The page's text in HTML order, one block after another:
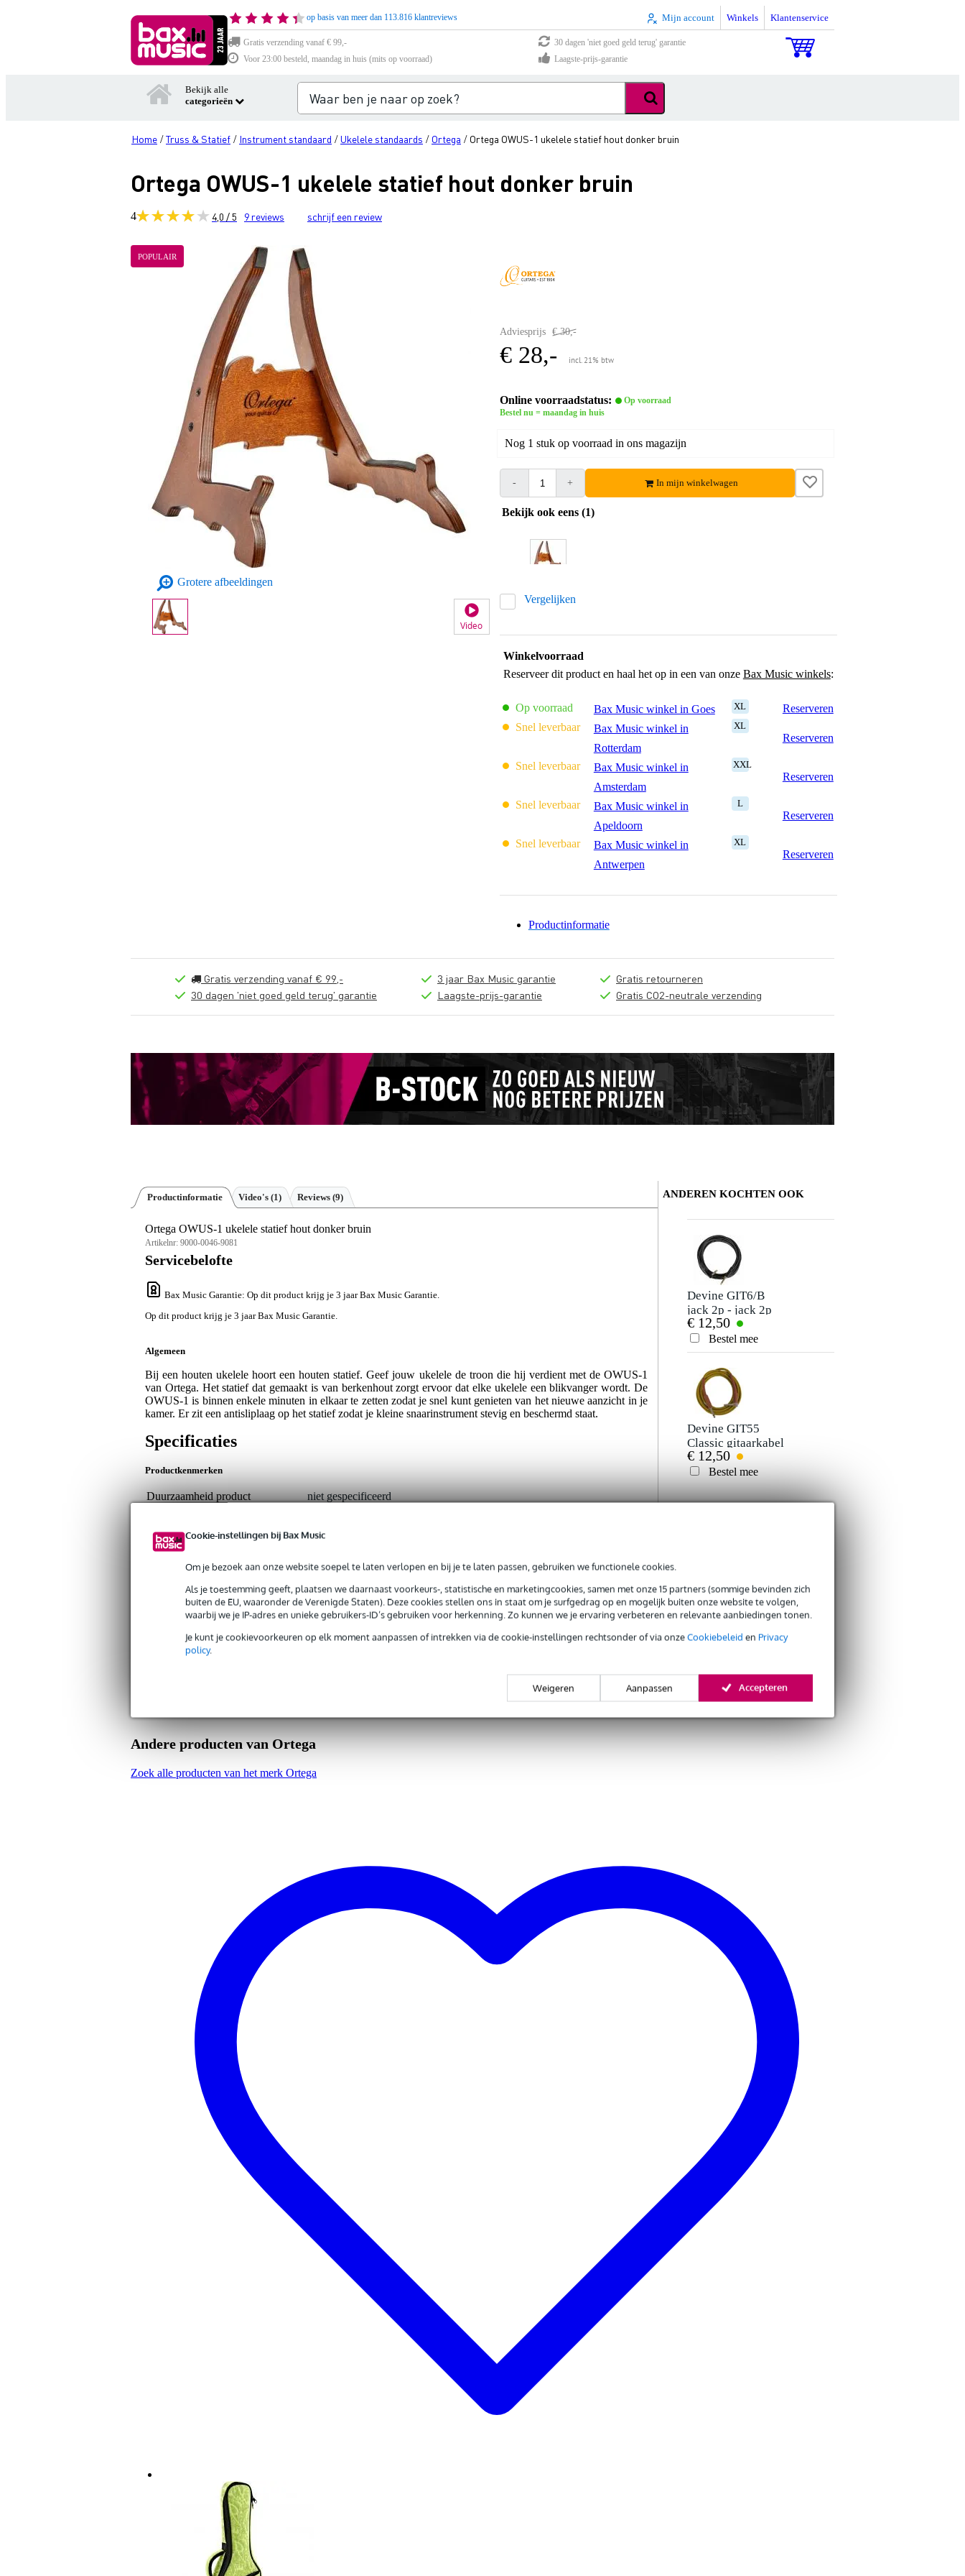
Cookie-instellingen bij Bax Music
Om je bezoek aan onze website soepel te laten verlopen en bij je te laten passen, gebruiken we functionele cookies.
Als je toestemming geeft, plaatsen we daarnaast voorkeurs-, statistische en marketingcookies, samen met onze 15 partners (sommige bevinden zich
buiten de EU, waaronder de Verenigde Staten). Deze cookies stellen ons in staat om je surfgedrag op en mogelijk buiten onze website te volgen,
waarbij we je IP-adres en unieke gebruikers-ID’s gebruiken voor herkenning. Zo kunnen we je ervaring verbeteren en relevante aanbiedingen tonen.
Je kunt je cookievoorkeuren op elk moment aanpassen of intrekken via de cookie-instellingen rechtsonder of via onzeCookiebeleid en Privacy
policy.
Weigeren Aanpassen Accepteren
op basis van meer dan 113.816 klantreviews Mijn account Winkels Klantenservice
Gratis verzending vanaf € 99,-
30 dagen 'niet goed geld terug' garantie
Voor 23:00 besteld, maandag in huis (mits op voorraad)
Laagste-prijs-garantie
Bekijk alle
categorieën
Home /Truss & Statief / Instrument standaard /Ukelele standaards / Ortega / Ortega OWUS-1 ukelele statief hout donker bruin
Ortega OWUS-1 ukelele statief hout donker bruin
4 4,0 / 5 9reviews schrijf een review
POPULAIR
Grotere afbeeldingen
Video
Adviesprijs € 30,-
€ 28,- incl. 21% btw
Online voorraadstatus:
Op voorraad
Bestel nu = maandag in huis
Nog 1 stuk op voorraad in ons magazijn
- + In mijn winkelwagen
Bekijk ook eens (1)
Vergelijken
Winkelvoorraad
Reserveer dit product en haal het op in een van onze Bax Music winkels:
Op voorraad Bax Music winkel in Goes XL
Reserveren
Snel leverbaar
Bax Music winkel in
Rotterdam
XL
Reserveren
Snel leverbaar
Bax Music winkel in
Amsterdam
XXL
Reserveren
Snel leverbaar
Bax Music winkel in
Apeldoorn
L
Reserveren
Snel leverbaar
Bax Music winkel in
Antwerpen
XL
Reserveren
Productinformatie
Gratis verzending vanaf € 99,-
30 dagen 'niet goed geld terug' garantie
3 jaar Bax Music garantie
Laagste-prijs-garantie
Gratis retourneren
Gratis CO2-neutrale verzending
Productinformatie Video's (1) Reviews (9)
Ortega OWUS-1 ukelele statief hout donker bruin
Artikelnr: 9000-0046-9081
Servicebelofte
Bax Music Garantie: Op dit product krijg je 3 jaar Bax Music Garantie.
Op dit product krijg je 3 jaar Bax Music Garantie.
Algemeen
Bij een houten ukelele hoort een houten statief. Geef jouw ukelele de troon die hij verdient met de OWUS-1
van Ortega. Het statief dat gemaakt is van berkenhout zorgt ervoor dat elke ukelele een blikvanger wordt. De
OWUS-1 is binnen enkele minuten in elkaar te zetten zodat je snel kunt genieten van het nieuwe aanzicht in je
kamer. Er zit een antisliplaag op het statief zodat je kleine snaarinstrument stevig en beschermd staat.
Specificaties
Productkenmerken
Duurzaamheid product niet gespecificeerd
Gewicht
Afmeting
30,0 x 29,0 x 2,5 cm
Productspecificaties
materiaal: berkenhout
antisliplaag
ANDEREN KOCHTEN OOK
Devine GIT6/B
jack 2p - jack 2p
haaks gitaarkabel 6
meter
€ 12,50
Bestel mee
Devine GIT55
Classic gitaarkabel
mono jack-jack
haaks 5.5 meter
€ 12,50
Bestel mee
Andere producten van Ortega
Zoek alle producten van het merk Ortega